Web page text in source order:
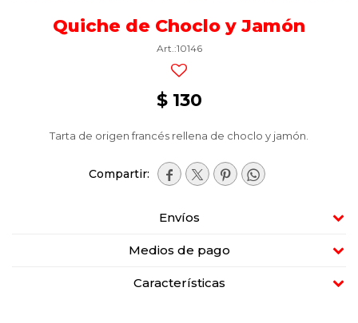
Quiche de Choclo y Jamón
10146
$ 130
Tarta de origen francés rellena de choclo y jamón.
   
Envíos
Medios de pago
Características